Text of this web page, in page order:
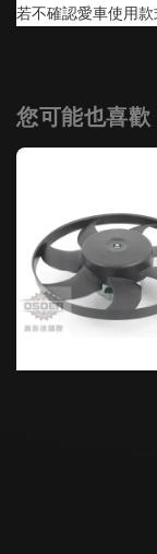
若不確認愛車使用
您可能也喜歡